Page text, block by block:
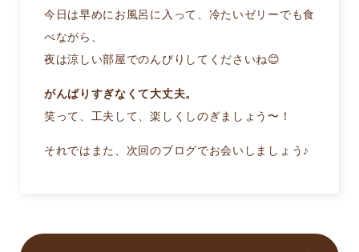
今日は早めにお風呂に入って、冷たいゼリーでも食
べながら、
夜は涼しい部屋でのんびりしてくださいね😊
がんばりすぎなくて大丈夫。
笑って、工夫して、楽しくしのぎましょう〜！
それではまた、次回のブログでお会いしましょう♪